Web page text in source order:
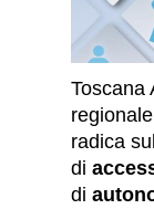
Toscana
radica
di
di